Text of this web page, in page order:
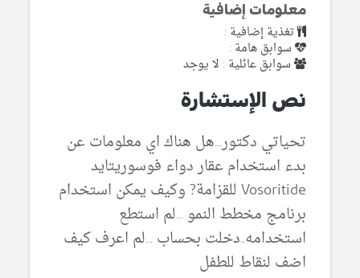
معلومات إضافية
تغذية إضافية :
سوابق هامة :
سوابق عائلية : لا يوجد
نص الإستشارة
تحياتي دكتور...هل هناك اي معلومات عن
بدء استخدام عقار دواء فوسوريتايد
Vosoritide للقزامة? وكيف يمكن استخدام
برنامج مخطط النمو ...لم استطع
استخدامه..دخلت بحساب ...لم اعرف كيف
اضف لنقاط للطفل